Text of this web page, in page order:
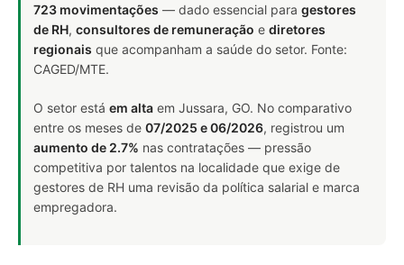
723 movimentações — dado essencial para gestores
de RH, consultores de remuneração e diretores
regionais que acompanham a saúde do setor. Fonte:
CAGED/MTE.
O setor está em alta em Jussara, GO. No comparativo
entre os meses de 07/2025 e 06/2026, registrou um
aumento de 2.7% nas contratações — pressão
competitiva por talentos na localidade que exige de
gestores de RH uma revisão da política salarial e marca
empregadora.